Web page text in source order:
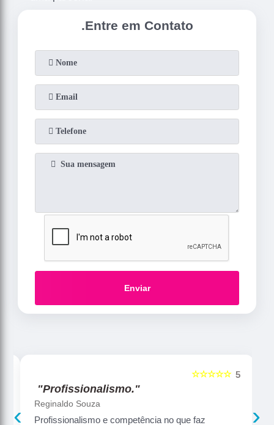
.Entre em Contato
Enviar
5
☆☆☆☆☆
"Profissionalismo."
Reginaldo Souza
Profissionalismo e competência no que faz
‹ ›